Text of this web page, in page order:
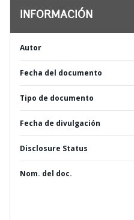
INFORMACIÓN
Autor
Fecha del documento
Tipo de documento
Fecha de divulgación
Disclosure Status
Nom. del doc.